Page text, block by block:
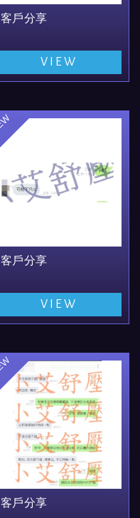
客戶分享
VIEW
客戶分享
VIEW
客戶分享